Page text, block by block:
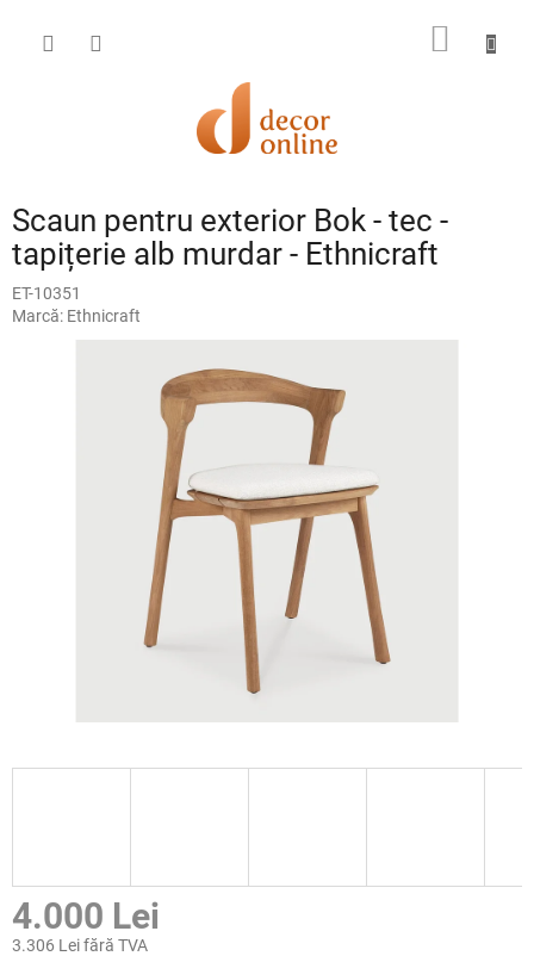
conținut
COŞ
Scaun pentru exterior Bok - tec -
tapițerie alb murdar - Ethnicraft
ET-10351
Marcă: Ethnicraft
4.000 Lei
3.306 Lei fără TVA